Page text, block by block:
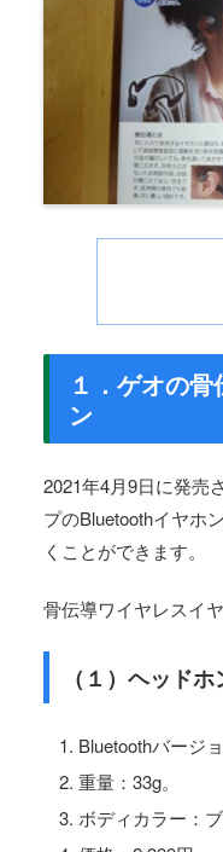
１．ゲオの
ン
2021年4月9日に発売
プのBluetoothイヤホ
くことができます。
骨伝導ワイヤレスイ
（１）ヘッド
Bluetoothバージ
重量：33g。
ボディカラー：